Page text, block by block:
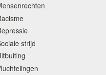
strijd